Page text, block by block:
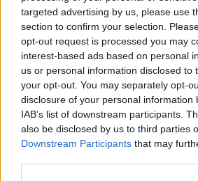
targeted advertising by us, please use
section to confirm your selection.
opt-out request is processed you may
interest-based ads based on personal
us or personal information disclosed to
your opt-out. You may separately opt-
disclosure of your personal information
IAB’s list of downstream participants.
also be disclosed by us to third parties
Downstream Participants that may
„współczesnym Michałem Boymem”.
Dla piszącej te słowa, polskiej
źródłem nieustannego podziwu i
są nieobecni między nami, trzeba
pozwolił im spotkać się na ich
tam mogli do woli dzielić się swymi
swych dwóch krajów, matczynego i